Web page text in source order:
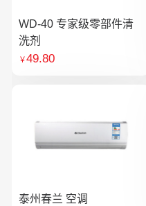
WD-40 专家级零部件清
洗剂
￥49.80
泰州春兰 空调